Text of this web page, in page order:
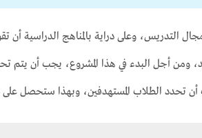
التدريس، وعلى دراية بالمناهج الدراسية أن
ومن أجل البدء في هذا المشروع، يجب أن يتم
تحدد الطلاب المستهدفين، وبهذا ستحصل